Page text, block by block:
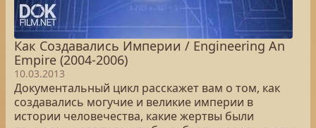
Как Создавались Империи / Engineering An
Empire (2004-2006)
10.03.2013
Документальный цикл расскажет вам о том, как
создавались могучие и великие империи в
истории человечества, какие жертвы были